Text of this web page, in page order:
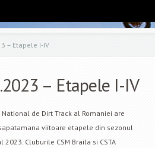
– Etapele I-IV
– Etapele I-IV
de Dirt Track al Romaniei are
viitoare etapele din sezonul
Cluburile CSM Braila si CSTA